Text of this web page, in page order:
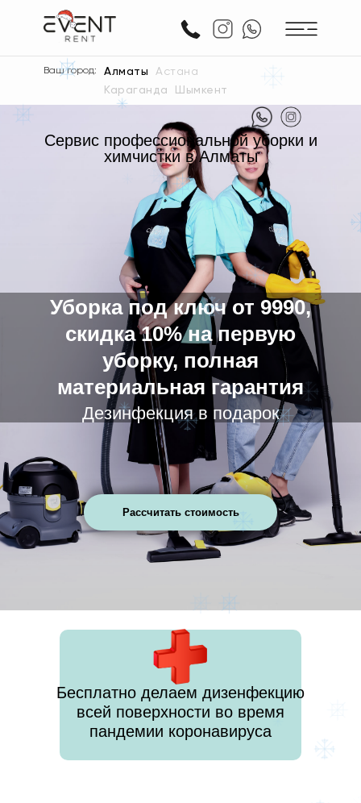
Ваш город: Астана
Алматы
Караганда
Шымкент
__ +7 707 333 22 90
Сервис профессиональной уборки и
химчистки в Алматы
Рассчитать стоимость
Уборка под ключ от 9990,
скидка 10% на первую
уборку, полная
материальная гарантия
Дезинфекция в подарок
Бесплатно делаем дизенфекцию
всей поверхности во время
пандемии коронавируса